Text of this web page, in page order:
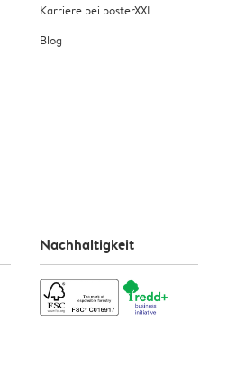
Karriere bei posterXXL
Blog
Nachhaltigkeit